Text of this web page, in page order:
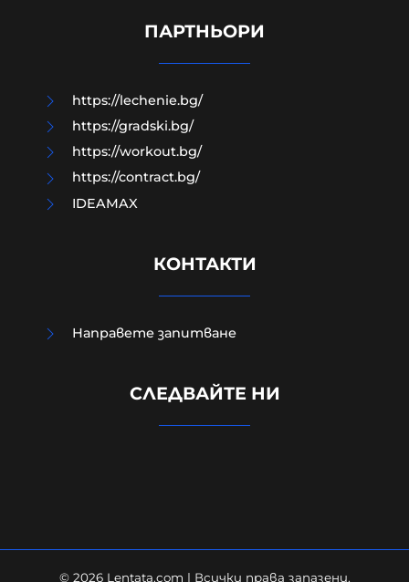
започва с кръв и свършва с дюнер
съдебните разходи на убития
ПАРТНЬОРИ
https://lechenie.bg/
https://gradski.bg/
https://workout.bg/
https://contract.bg/
IDEAMAX
КОНТАКТИ
Направете запитване
СЛЕДВАЙТЕ НИ
© 2026 Lentata.com | Всички права запазени.